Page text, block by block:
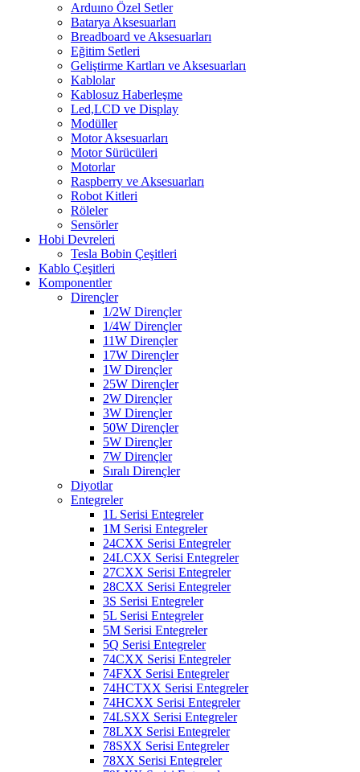
Arduıno Özel Setler
Batarya Aksesuarları
Breadboard ve Aksesuarları
Eğitim Setleri
Geliştirme Kartları ve Aksesuarları
Kablolar
Kablosuz Haberleşme
Led,LCD ve Display
Modüller
Motor Aksesuarları
Motor Sürücüleri
Motorlar
Raspberry ve Aksesuarları
Robot Kitleri
Röleler
Sensörler
Hobi Devreleri
Tesla Bobin Çeşitleri
Kablo Çeşitleri
Komponentler
Dirençler
1/2W Dirençler
1/4W Dirençler
11W Dirençler
17W Dirençler
1W Dirençler
25W Dirençler
2W Dirençler
3W Dirençler
50W Dirençler
5W Dirençler
7W Dirençler
Sıralı Dirençler
Diyotlar
Entegreler
1L Serisi Entegreler
1M Serisi Entegreler
24CXX Serisi Entegreler
24LCXX Serisi Entegreler
27CXX Serisi Entegreler
28CXX Serisi Entegreler
3S Serisi Entegreler
5L Serisi Entegreler
5M Serisi Entegreler
5Q Serisi Entegreler
74CXX Serisi Entegreler
74FXX Serisi Entegreler
74HCTXX Serisi Entegreler
74HCXX Serisi Entegreler
74LSXX Serisi Entegreler
78LXX Serisi Entegreler
78SXX Serisi Entegreler
78XX Serisi Entegreler